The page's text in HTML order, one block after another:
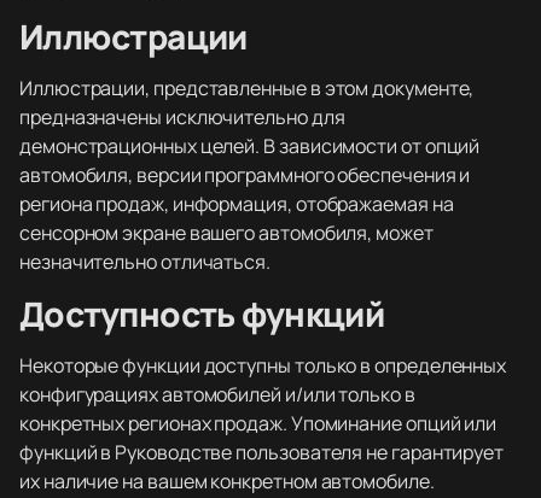
Иллюстрации
Иллюстрации, представленные в этом документе,
предназначены исключительно для
демонстрационных целей. В зависимости от опций
автомобиля, версии программного обеспечения и
региона продаж, информация, отображаемая на
сенсорном экране вашего автомобиля, может
незначительно отличаться.
Доступность функций
Некоторые функции доступны только в определенных
конфигурациях автомобилей и/или только в
конкретных регионах продаж. Упоминание опций или
функций в Руководстве пользователя не гарантирует
их наличие на вашем конкретном автомобиле.